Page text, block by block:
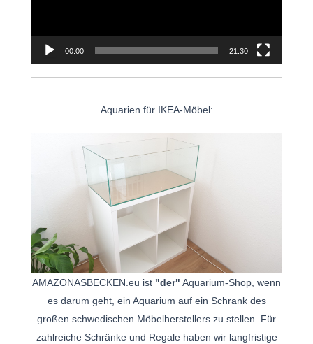
00:00 21:30
Aquarien für IKEA-Möbel:
AMAZONASBECKEN.eu ist "der" Aquarium-Shop, wenn
es darum geht, ein Aquarium auf ein Schrank des
großen schwedischen Möbelherstellers zu stellen. Für
zahlreiche Schränke und Regale haben wir langfristige